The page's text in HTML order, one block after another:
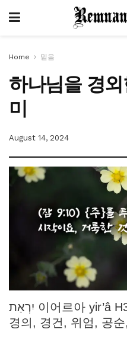
Home 믿음
하나님을 경
미
August 14, 2024
יִרְאַת 이어르아 yir’â H3373 두려움, 존경, 숭상,
경의, 경건, 위엄, 공